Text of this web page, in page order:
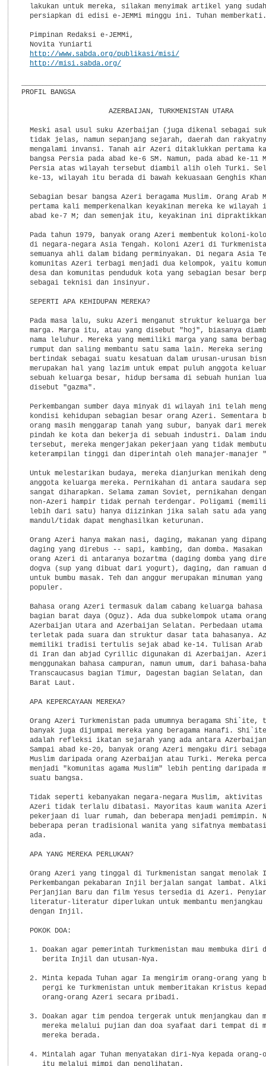
lakukan untuk mereka, silakan menyimak artikel yang
  persiapkan di edisi e-JEMMi minggu ini. Tuhan memberkati.
  Pimpinan Redaksi e-JEMMi,
  Novita Yuniarti
http://www.sabda.org/publikasi/misi/
http://misi.sabda.org/
PROFIL BANGSA
                     AZERBAIJAN, TURKMENISTAN UTARA
Meski asal usul suku Azerbaijan (juga dikenal sebagai
tidak jelas, namun sepanjang sejarah, daerah dan
mengalami invansi. Tanah air Azeri ditaklukkan pertama
bangsa Persia pada abad ke-6 SM. Namun, pada abad ke-11
Persia atas wilayah tersebut diambil alih oleh Turki.
ke-13, wilayah itu berada di bawah kekuasaan Genghis
Sebagian besar bangsa Azeri beragama Muslim. Orang Arab
pertama kali memperkenalkan keyakinan mereka ke wilayah
abad ke-7 M; dan semenjak itu, keyakinan ini
Pada tahun 1979, banyak orang Azeri membentuk koloni-
di negara-negara Asia Tengah. Koloni Azeri di
semuanya ahli dalam bidang perminyakan. Di negara Asia
komunitas Azeri terbagi menjadi dua kelompok, yaitu
desa dan komunitas penduduk kota yang sebagian besar
  sebagai teknisi dan insinyur.
  SEPERTI APA KEHIDUPAN MEREKA?
Pada masa lalu, suku Azeri menganut struktur keluarga
marga. Marga itu, atau yang disebut "hoj", biasanya
nama leluhur. Mereka yang memiliki marga yang sama
rumput dan saling membantu satu sama lain. Mereka sering
bertindak sebagai suatu kesatuan dalam urusan-urusan
merupakan hal yang lazim untuk empat puluh anggota
sebuah keluarga besar, hidup bersama di sebuah hunian
  disebut "gazma".
Perkembangan sumber daya minyak di wilayah ini telah
kondisi kehidupan sebagian besar orang Azeri. Sementara
orang masih menggarap tanah yang subur, banyak dari
pindah ke kota dan bekerja di sebuah industri. Dalam
tersebut, mereka mengerjakan pekerjaan yang tidak
keterampilan tinggi dan diperintah oleh manajer-manajer
Untuk melestarikan budaya, mereka dianjurkan menikah
anggota keluarga mereka. Pernikahan di antara saudara
sangat diharapkan. Selama zaman Soviet, pernikahan
non-Azeri hampir tidak pernah terdengar. Poligami
  lebih dari satu) hanya diizinkan jika salah satu ada yang
  mandul/tidak dapat menghasilkan keturunan.
Orang Azeri hanya makan nasi, daging, makanan yang
daging yang direbus -- sapi, kambing, dan domba. Masakan
orang Azeri di antaranya bozartma (daging domba yang
dogva (sup yang dibuat dari yogurt), daging, dan ramuan
untuk bumbu masak. Teh dan anggur merupakan minuman yang
  populer.
Bahasa orang Azeri termasuk dalam cabang keluarga bahasa
bagian barat daya (Oguz). Ada dua subkelompok utama
Azerbaijan Utara and Azerbaijan Selatan. Perbedaan utama
terletak pada suara dan struktur dasar tata bahasanya.
memiliki tradisi tertulis sejak abad ke-14. Tulisan Arab
  di Iran dan abjad Cyrillic digunakan di Azerbaijan. Azeri
menggunakan bahasa campuran, namun umum, dari bahasa-
Transcaucasus bagian Timur, Dagestan bagian Selatan, dan
  Barat Laut.
  APA KEPERCAYAAN MEREKA?
Orang Azeri Turkmenistan pada umumnya beragama Shi`ite,
banyak juga dijumpai mereka yang beragama Hanafi.
adalah refleksi ikatan sejarah yang ada antara
Sampai abad ke-20, banyak orang Azeri mengaku diri
Muslim daripada orang Azerbaijan atau Turki. Mereka
menjadi "komunitas agama Muslim" lebih penting daripada
  suatu bangsa.
Tidak seperti kebanyakan negara-negara Muslim, aktivitas
Azeri tidak terlalu dibatasi. Mayoritas kaum wanita
pekerjaan di luar rumah, dan beberapa menjadi pemimpin.
beberapa peran tradisional wanita yang sifatnya
  ada.
  APA YANG MEREKA PERLUKAN?
Orang Azeri yang tinggal di Turkmenistan sangat menolak
Perkembangan pekabaran Injil berjalan sangat lambat.
Perjanjian Baru dan film Yesus tersedia di Azeri.
literatur-literatur diperlukan untuk membantu menjangkau
  dengan Injil.
  POKOK DOA:
1. Doakan agar pemerintah Turkmenistan mau membuka diri
     berita Injil dan utusan-Nya.
2. Minta kepada Tuhan agar Ia mengirim orang-orang yang
pergi ke Turkmenistan untuk memberitakan Kristus
     orang-orang Azeri secara pribadi.
3. Doakan agar tim pendoa tergerak untuk menjangkau dan
mereka melalui pujian dan doa syafaat dari tempat di
     mereka berada.
4. Mintalah agar Tuhan menyatakan diri-Nya kepada orang-
     itu melalui mimpi dan penglihatan.